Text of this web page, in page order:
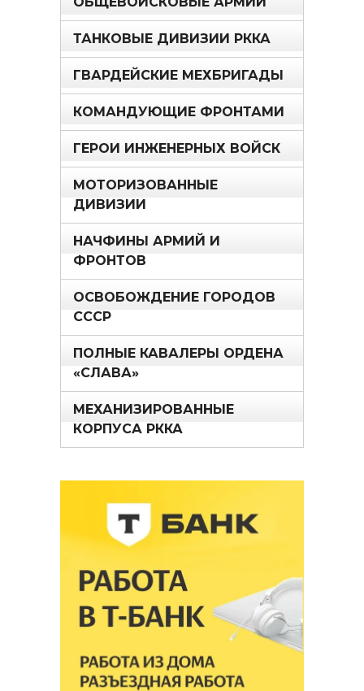
ТАНКОВЫЕ ДИВИЗИИ РККА
ГВАРДЕЙСКИЕ МЕХБРИГАДЫ
КОМАНДУЮЩИЕ ФРОНТАМИ
ГЕРОИ ИНЖЕНЕРНЫХ ВОЙСК
МОТОРИЗОВАННЫЕ
ДИВИЗИИ
НАЧФИНЫ АРМИЙ И
ФРОНТОВ
ОСВОБОЖДЕНИЕ ГОРОДОВ
СССР
ПОЛНЫЕ КАВАЛЕРЫ ОРДЕНА
«СЛАВА»
МЕХАНИЗИРОВАННЫЕ
КОРПУСА РККА